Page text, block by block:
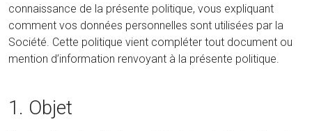
connaissance de la présente politique, vous expliquant
comment vos données personnelles sont utilisées par la
Société. Cette politique vient compléter tout document ou
mention d’information renvoyant à la présente politique.
1. Objet